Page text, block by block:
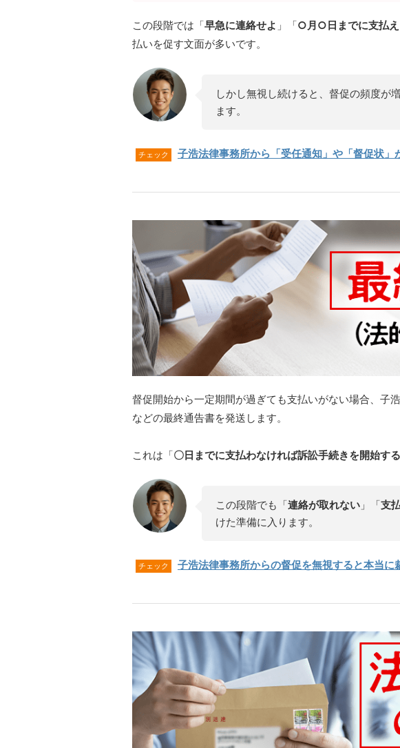
この段階では「早急に連絡せよ 」「○月○日までに支払え
払いを促す文面が多いです。
しかし無視し続けると、督促の頻度が
ます。
チェック 子浩法律事務所から「受任通知」や「督促状」
督促開始から一定期間が過ぎても支払いがない場合、子
などの最終通告書を発送します。
これは「〇日までに支払わなければ訴訟手続きを開始する
この段階でも「連絡が取れない 」「支
けた準備に入ります。
チェック 子浩法律事務所からの督促を無視すると本当に